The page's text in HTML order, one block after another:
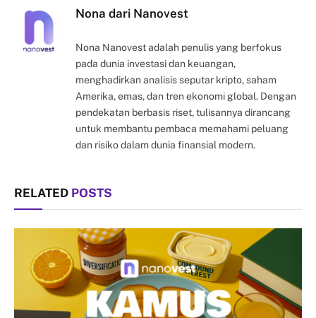
Nona dari Nanovest
Nona Nanovest adalah penulis yang berfokus
pada dunia investasi dan keuangan,
menghadirkan analisis seputar kripto, saham
Amerika, emas, dan tren ekonomi global. Dengan
pendekatan berbasis riset, tulisannya dirancang
untuk membantu pembaca memahami peluang
dan risiko dalam dunia finansial modern.
RELATED POSTS